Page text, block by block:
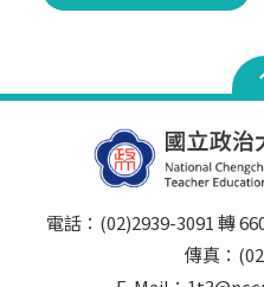
電話：(02)2939-3091 轉
傳真：